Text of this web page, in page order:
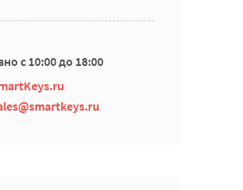
с 10:00 до 18:00